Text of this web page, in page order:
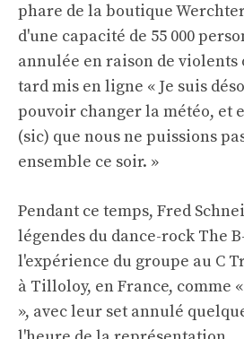
phare de la boutique
d'une capacité de 55 000
annulée en raison de violents
tardmis en ligne « Je suis
pouvoir changer la météo, et
(sic) que nous ne puissions
ensemble ce soir. »
Pendant ce temps, Fred
légendes du dance-rock The
l'expérience du groupe au C
à Tilloloy, en France, comme
», avec leur set annulé